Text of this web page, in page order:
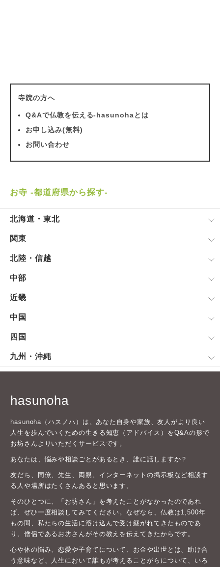
寺院の方へ
Q&Aで仏教を伝える-hasunohaとは
お申し込み(無料)
お問い合わせ
お寺 -都道府県から探す-
北海道・東北
関東
北陸・信越
中部
近畿
中国
四国
九州・沖縄
hasunoha
hasunoha（ハスノハ）は、あなた自身や家族、友人がより良い
人生を歩んでいくための生きる知恵（アドバイス）をQ&Aの形で
お坊さんよりいただくサービスです。
あなたは、悩みや相談ごとがあるとき、誰に話しますか？
友だち、同僚、先生、両親、インターネットの掲示板など相談す
る人や場所はたくさんあると思います。
そのひとつに、「お坊さん」を考えたことがなかったのであれ
ば、ぜひ一度相談してみてください。なぜなら、仏教は1,500年
もの間、私たちの生活に溶け込んで受け継がれてきたものであ
り、僧侶であるお坊さんがその教えを伝えてきたからです。
心や体の悩み、恋愛や子育てについて、お金や出世とは、助け合
う意味など、人生において誰もが考えることがらについて、いろ